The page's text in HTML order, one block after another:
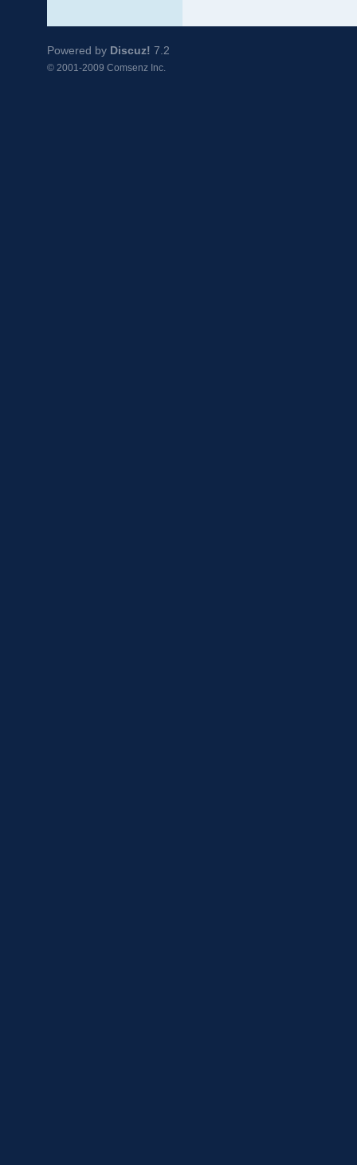
Powered by Discuz! 7.2
© 2001-2009 Comsenz Inc.